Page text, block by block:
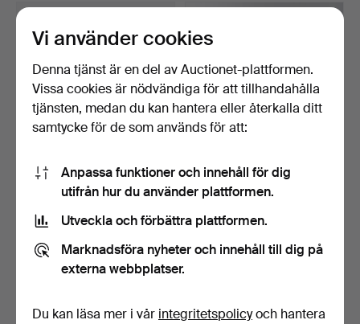
HEE WELLING. "About a
Lounge chair", kroma…
4 bud
48 USD
HEE WELLING. "About a
Lounge chair", kroma…
7 bud
64 USD
Vi använder cookies
Denna tjänst är en del av Auctionet-plattformen.
Vissa cookies är nödvändiga för att tillhandahålla
tjänsten, medan du kan hantera eller återkalla ditt
samtycke för de som används för att:
Anpassa funktioner och innehåll för dig
utifrån hur du använder plattformen.
Utveckla och förbättra plattformen.
Marknadsföra nyheter och innehåll till dig på
externa webbplatser.
Du kan läsa mer i vår integritetspolicyoch hantera